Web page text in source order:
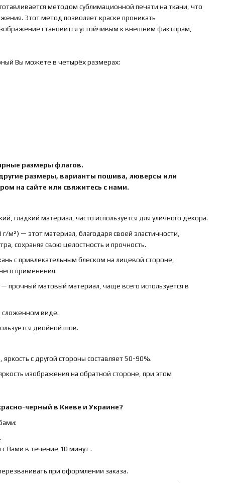
методом сублимационной печати на ткани, что
Этот метод позволяет краске проникать
становится устойчивым к внешним факторам,
Вы можете в четырёх размерах:
размеры флагов.
размеры, варианты пошива, люверсы или
на сайте или свяжитесь с нами.
гладкий материал, часто используется для уличного декора.
м²) — этот материал, благодаря своей эластичности,
сохраняя свою целостность и прочность.
с привлекательным блеском на лицевой стороне,
применения.
прочный матовый материал, чаще всего используется в
сложенном виде.
двойной шов.
с другой стороны составляет 50-90%.
изображения на обратной стороне, при этом
черный в Киеве и Украине?
Вами в течение 10 минут .
при оформлении заказа.